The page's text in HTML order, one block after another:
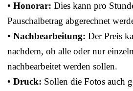
• Honorar: Dies kann pro
Pauschalbetrag abgerechnet
• Nachbearbeitung: Der Preis
nachdem, ob alle oder nur
nachbearbeitet werden sollen.
• Druck: Sollen die Fotos auch